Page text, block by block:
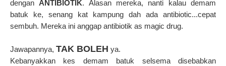
denganANTIBIOTIK. Alasan mereka, nanti kalau demam
batuk ke, senang kat kampung dah ada antibiotic...cepat
sembuh. Mereka ini anggap antibiotik as magic drug.
Jawapannya, TAK BOLEH ya.
Kebanyakkan kes demam batuk selsema disebabkan